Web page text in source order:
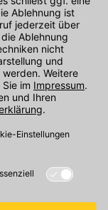
von 08:00 - 17:00
Sie erreichbar.
Sie